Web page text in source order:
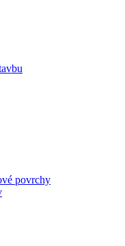
povrchy